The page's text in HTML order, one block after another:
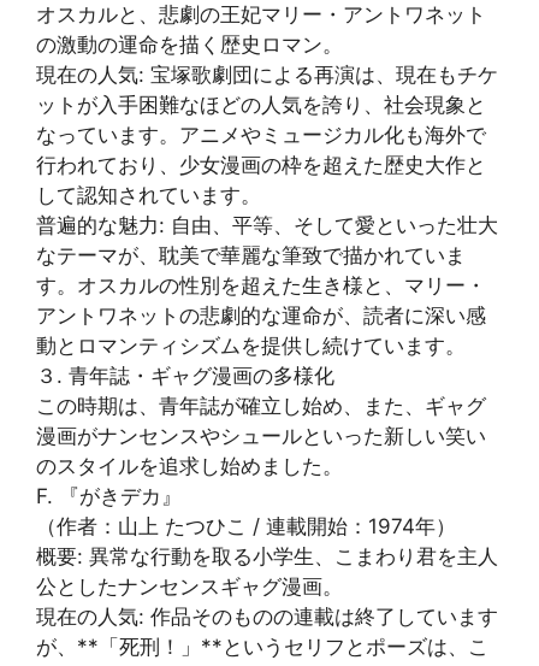
オスカルと、悲劇の王妃マリー・アントワネット
の激動の運命を描く歴史ロマン。
現在の人気: 宝塚歌劇団による再演は、現在もチケ
ットが入手困難なほどの人気を誇り、社会現象と
なっています。アニメやミュージカル化も海外で
行われており、少女漫画の枠を超えた歴史大作と
して認知されています。
普遍的な魅力: 自由、平等、そして愛といった壮大
なテーマが、耽美で華麗な筆致で描かれていま
す。オスカルの性別を超えた生き様と、マリー・
アントワネットの悲劇的な運命が、読者に深い感
動とロマンティシズムを提供し続けています。
３. 青年誌・ギャグ漫画の多様化
この時期は、青年誌が確立し始め、また、ギャグ
漫画がナンセンスやシュールといった新しい笑い
のスタイルを追求し始めました。
F. 『がきデカ』
（作者：山上 たつひこ / 連載開始：1974年）
概要: 異常な行動を取る小学生、こまわり君を主人
公としたナンセンスギャグ漫画。
現在の人気: 作品そのものの連載は終了しています
が、**「死刑！」**というセリフとポーズは、こ